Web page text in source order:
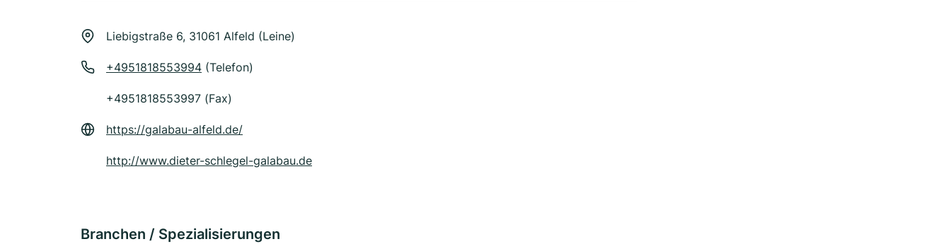
Liebigstraße 6, 31061 Alfeld (Leine)
+4951818553994 (Telefon)
+4951818553997 (Fax)
https://galabau-alfeld.de/
http://www.dieter-schlegel-galabau.de
Branchen / Spezialisierungen